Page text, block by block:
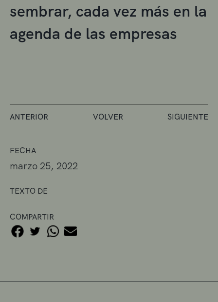
FECHA
marzo 25, 2022
TEXTO DE
COMPARTIR
sembrar, cada vez más en la
agenda de las empresas
ANTERIOR VOLVER SIGUIENTE